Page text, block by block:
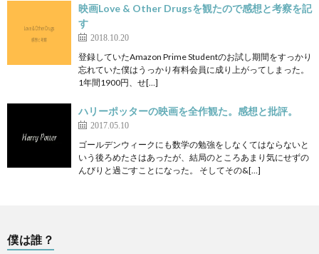
映画Love & Other Drugsを観たので感想と考察を記
す
2018.10.20
登録していたAmazon Prime Studentのお試し期間をすっかり
忘れていた僕はうっかり有料会員に成り上がってしまった。
1年間1900円、せ[…]
ハリーポッターの映画を全作観た。感想と批評。
2017.05.10
ゴールデンウィークにも数学の勉強をしなくてはならないと
いう後ろめたさはあったが、結局のところあまり気にせずの
んびりと過ごすことになった。 そしてその&[…]
僕は誰？